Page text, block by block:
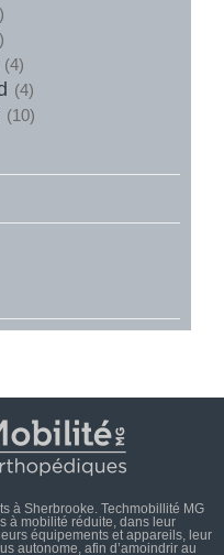
(4)
(4)
(10)
à Sherbrooke. Techmobillité MG
à mobilité réduite, dans leur
équipements et appareils, leur
autonome, afin d’amoindrir au